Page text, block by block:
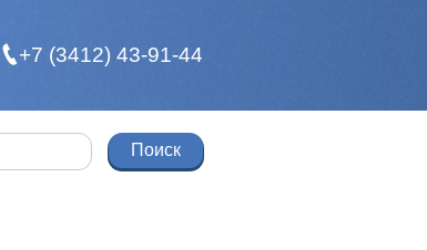
+7 (3412) 43-91-44